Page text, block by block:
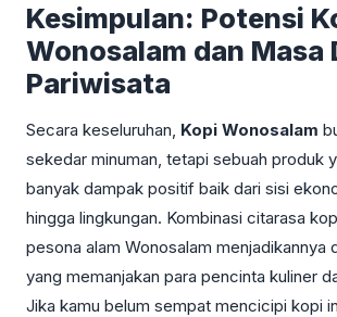
Kesimpulan: Potensi
Wonosalam dan Masa
Pariwisata
Secara keseluruhan, Kopi Wonosalam
sekedar minuman, tetapi sebuah produk
banyak dampak positif baik dari sisi
hingga lingkungan. Kombinasi citarasa
pesona alam Wonosalam menjadikannya
yang memanjakan para pencinta kuliner
Jika kamu belum sempat mencicipi kopi